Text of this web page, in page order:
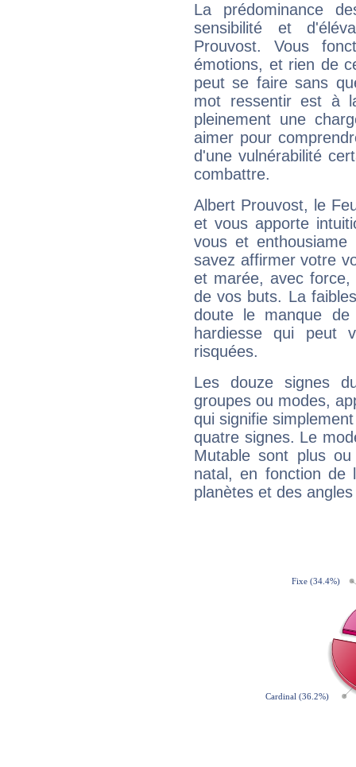
La prédominance
sensibilité et
Prouvost. Vous
émotions, et rien de
peut se faire sans
mot ressentir est à
pleinement une
aimer pour
d'une vulnérabilité
combattre.
Albert Prouvost, le
et vous apporte
vous et
savez affirmer votre
et marée, avec
de vos buts. La
doute le manque
hardiesse qui peut
risquées.
Les douze signes
groupes ou modes,
qui signifie
quatre signes. Le
Mutable sont plus
natal, en fonction de
planètes et des